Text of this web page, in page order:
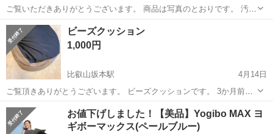
ご覧いただきありがとうございます。 商品は写真のとおりです。 汚れ
たりビーズがこぼれない様に3枚目を参考にシーツをかけて使用してお
りました。 主に娘達がゴロゴロしておりました。 4枚目に少しシミが
滋賀 近江八幡市 ソファ
ビーズクッション
1,000円
比叡山坂本駅
4月14日
ご覧頂きありがとうございます。 ビーズクッションです。 3か月前に
購入して使用しましたが、使わなくなったので 出品します。 形は自由
自在に体にフィットするビーズクッションです。 サイズは大体70㎝
×70㎝くらいです 高さ...
滋賀 比叡山坂本駅 ソファ ビーズクッション
お値下げしました！【美品】Yogibo MAX ヨ
ギボーマックス(ペールブルー)